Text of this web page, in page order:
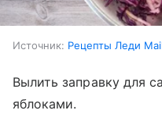
Источник: Рецепты Леди
Вылить заправку для
яблоками.